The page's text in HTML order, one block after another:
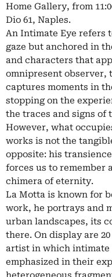
Home Gallery, from
Dio 61, Naples.
An Intimate Eye refers
gaze but anchored in
and characters that
omnipresent observer,
captures moments in
stopping on the
the traces and signs of
However, what
works is not the
opposite: his
forces us to remember
chimera of eternity.
La Motta is known for
work, he portrays and
urban landscapes, its
there. On display are
artist in which intimate
emphasized in their